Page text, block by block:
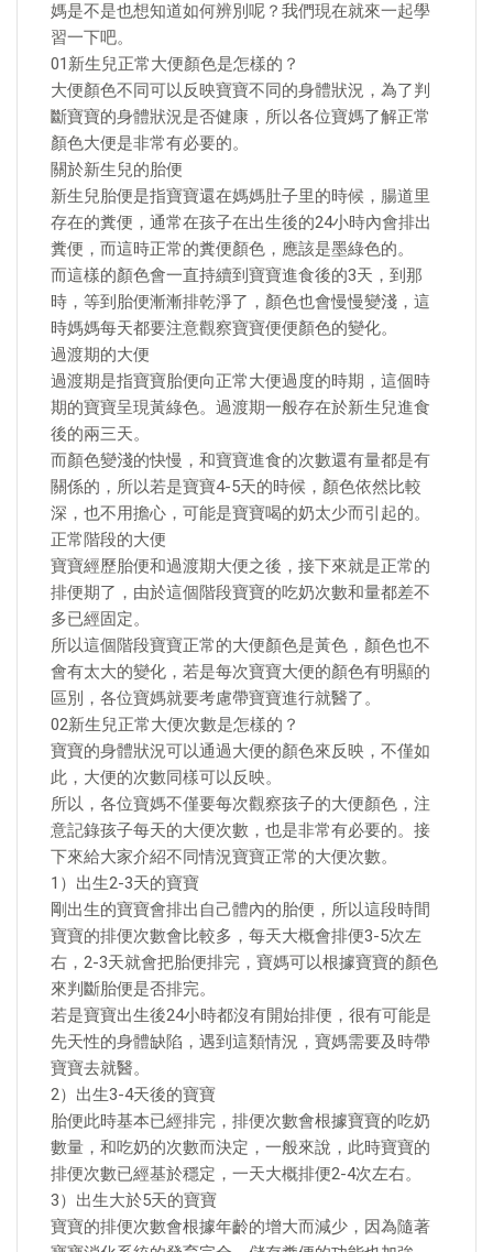
媽是不是也想知道如何辨別呢？我們現在就來一起學
習一下吧。
01新生兒正常大便顏色是怎樣的？
大便顏色不同可以反映寶寶不同的身體狀況，為了判
斷寶寶的身體狀況是否健康，所以各位寶媽了解正常
顏色大便是非常有必要的。
關於新生兒的胎便
新生兒胎便是指寶寶還在媽媽肚子里的時候，腸道里
存在的糞便，通常在孩子在出生後的24小時內會排出
糞便，而這時正常的糞便顏色，應該是墨綠色的。
而這樣的顏色會一直持續到寶寶進食後的3天，到那
時，等到胎便漸漸排乾淨了，顏色也會慢慢變淺，這
時媽媽每天都要注意觀察寶寶便便顏色的變化。
過渡期的大便
過渡期是指寶寶胎便向正常大便過度的時期，這個時
期的寶寶呈現黃綠色。過渡期一般存在於新生兒進食
後的兩三天。
而顏色變淺的快慢，和寶寶進食的次數還有量都是有
關係的，所以若是寶寶4-5天的時候，顏色依然比較
深，也不用擔心，可能是寶寶喝的奶太少而引起的。
正常階段的大便
寶寶經歷胎便和過渡期大便之後，接下來就是正常的
排便期了，由於這個階段寶寶的吃奶次數和量都差不
多已經固定。
所以這個階段寶寶正常的大便顏色是黃色，顏色也不
會有太大的變化，若是每次寶寶大便的顏色有明顯的
區別，各位寶媽就要考慮帶寶寶進行就醫了。
02新生兒正常大便次數是怎樣的？
寶寶的身體狀況可以通過大便的顏色來反映，不僅如
此，大便的次數同樣可以反映。
所以，各位寶媽不僅要每次觀察孩子的大便顏色，注
意記錄孩子每天的大便次數，也是非常有必要的。接
下來給大家介紹不同情況寶寶正常的大便次數。
1）出生2-3天的寶寶
剛出生的寶寶會排出自己體內的胎便，所以這段時間
寶寶的排便次數會比較多，每天大概會排便3-5次左
右，2-3天就會把胎便排完，寶媽可以根據寶寶的顏色
來判斷胎便是否排完。
若是寶寶出生後24小時都沒有開始排便，很有可能是
先天性的身體缺陷，遇到這類情況，寶媽需要及時帶
寶寶去就醫。
2）出生3-4天後的寶寶
胎便此時基本已經排完，排便次數會根據寶寶的吃奶
數量，和吃奶的次數而決定，一般來說，此時寶寶的
排便次數已經基於穩定，一天大概排便2-4次左右。
3）出生大於5天的寶寶
寶寶的排便次數會根據年齡的增大而減少，因為隨著